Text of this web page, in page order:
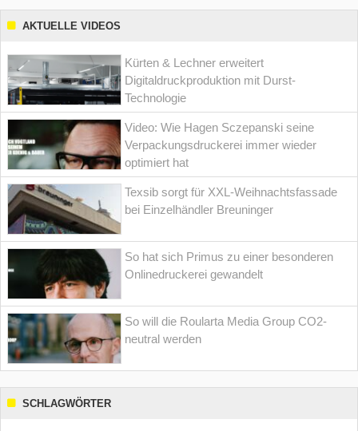
AKTUELLE VIDEOS
Kürten & Lechner erweitert
Digitaldruckproduktion mit Durst-
Technologie
Video: Wie Hagen Sczepanski seine
Verpackungsdruckerei immer wieder
optimiert hat
Texsib sorgt für XXL-Weihnachtsfassade
bei Einzelhändler Breuninger
So hat sich Primus zu einer besonderen
Onlinedruckerei gewandelt
So will die Roularta Media Group CO2-
neutral werden
SCHLAGWÖRTER